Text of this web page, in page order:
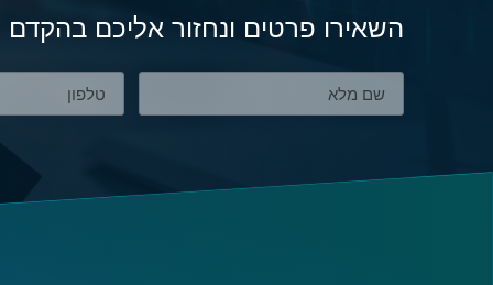
השאירו פרטים ונחזור אליכם